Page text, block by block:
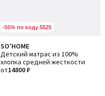
-55% по коду 5525
SO'HOME
Детский матрас из 100%
хлопка средней жесткости
от14800 ₽